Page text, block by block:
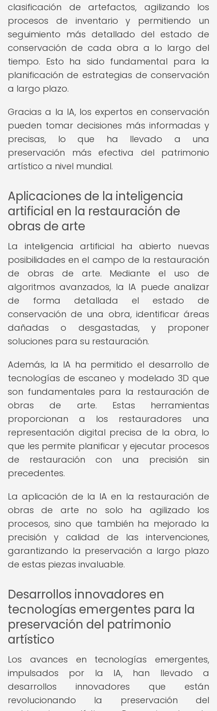
clasificación de artefactos, agilizando los
procesos de inventario y permitiendo un
seguimiento más detallado del estado de
conservación de cada obra a lo largo del
tiempo. Esto ha sido fundamental para la
planificación de estrategias de conservación
a largo plazo.
Gracias a la IA, los expertos en conservación
pueden tomar decisiones más informadas y
precisas, lo que ha llevado a una
preservación más efectiva del patrimonio
artístico a nivel mundial.
Aplicaciones de la inteligencia
artificial en la restauración de
obras de arte
La inteligencia artificial ha abierto nuevas
posibilidades en el campo de la restauración
de obras de arte. Mediante el uso de
algoritmos avanzados, la IA puede analizar
de forma detallada el estado de
conservación de una obra, identificar áreas
dañadas o desgastadas, y proponer
soluciones para su restauración.
Además, la IA ha permitido el desarrollo de
tecnologías de escaneo y modelado 3D que
son fundamentales para la restauración de
obras de arte. Estas herramientas
proporcionan a los restauradores una
representación digital precisa de la obra, lo
que les permite planificar y ejecutar procesos
de restauración con una precisión sin
precedentes.
La aplicación de la IA en la restauración de
obras de arte no solo ha agilizado los
procesos, sino que también ha mejorado la
precisión y calidad de las intervenciones,
garantizando la preservación a largo plazo
de estas piezas invaluable.
Desarrollos innovadores en
tecnologías emergentes para la
preservación del patrimonio
artístico
Los avances en tecnologías emergentes,
impulsados por la IA, han llevado a
desarrollos innovadores que están
revolucionando la preservación del